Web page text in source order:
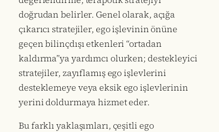
doğrudan belirler. Genel olarak, açığa
çıkarıcı stratejiler, ego işlevinin önüne
geçen bilinçdışı etkenleri “ortadan
kaldırma”ya yardımcı olurken; destekleyici
stratejiler, zayıflamış ego işlevlerini
desteklemeye veya eksik ego işlevlerinin
yerini doldurmaya hizmet eder.
Bu farklı yaklaşımları, çeşitli ego